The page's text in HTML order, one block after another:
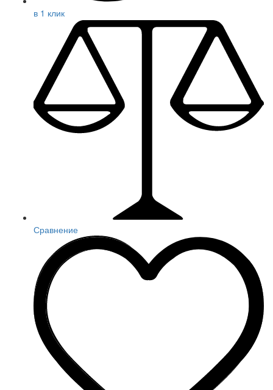
в 1 клик
Сравнение